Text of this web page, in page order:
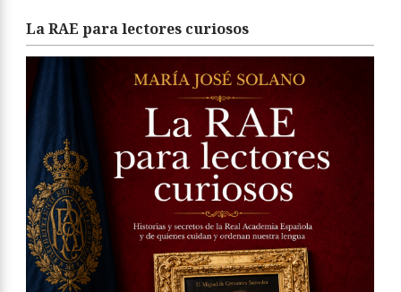
La RAE para lectores curiosos